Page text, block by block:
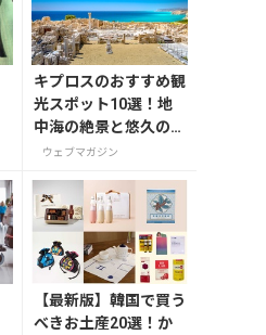
キプロスのおすすめ観
光スポット10選！地
中海の絶景と悠久の歴
史を巡る
ウェブマガジン
【最新版】韓国で買う
べきお土産20選！か